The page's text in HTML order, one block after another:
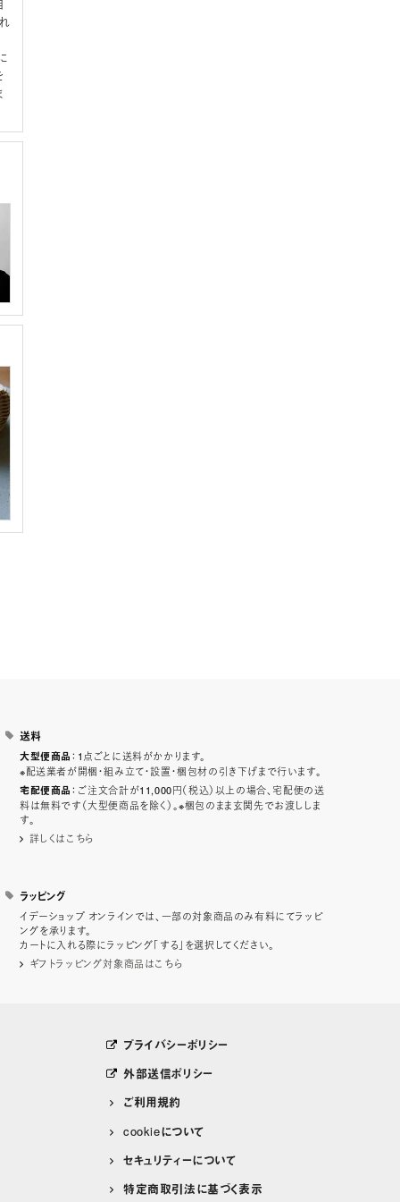
送料
大型便商品 ：1点ごとに送料がかかります。
※配送業者が開梱・組み立て・設置・梱包材の引き下げまで行います。
宅配便商品 ：ご注文合計が11,000円（税込）以上の場合、宅配便の送
料は無料です（大型便商品を除く）。※梱包のまま玄関先でお渡ししま
す。
詳しくはこちら
ラッピング
イデーショップ オンラインでは、一部の対象商品のみ有料にてラッピ
ングを承ります。
カートに入れる際にラッピング「する」を選択してください。
ギフトラッピング対象商品はこちら
プライバシーポリシー
外部送信ポリシー
ご利用規約
cookieについて
セキュリティーについて
特定商取引法に基づく表示